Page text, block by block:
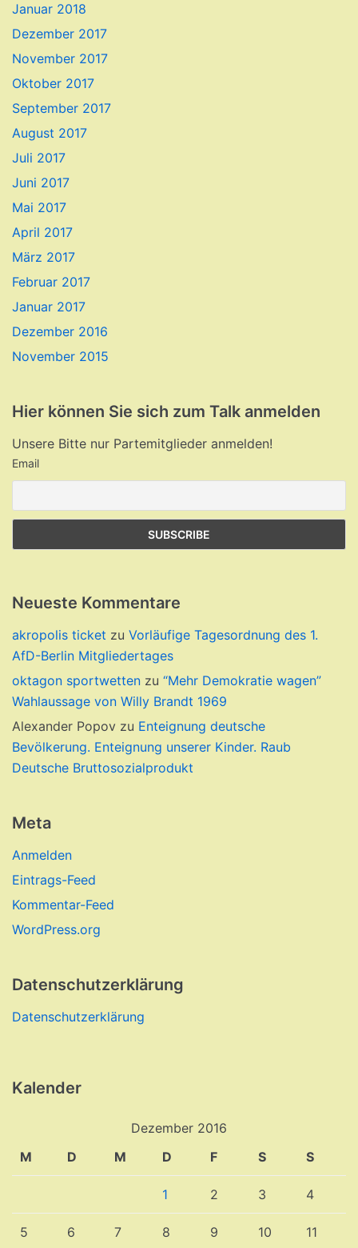
Januar 2018
Dezember 2017
November 2017
Oktober 2017
September 2017
August 2017
Juli 2017
Juni 2017
Mai 2017
April 2017
März 2017
Februar 2017
Januar 2017
Dezember 2016
November 2015
Hier können Sie sich zum Talk anmelden
Unsere Bitte nur Partemitglieder anmelden!
Email
Neueste Kommentare
akropolis ticket zu Vorläufige Tagesordnung des 1.
AfD-Berlin Mitgliedertages
oktagon sportwetten zu “Mehr Demokratie wagen”
Wahlaussage von Willy Brandt 1969
Alexander Popov zu Enteignung deutsche
Bevölkerung. Enteignung unserer Kinder. Raub
Deutsche Bruttosozialprodukt
Meta
Anmelden
Eintrags-Feed
Kommentar-Feed
WordPress.org
Datenschutzerklärung
Datenschutzerklärung
Kalender
Dezember 2016
M
D M D F S S
1 2 3 4
5 6 7 8 9 10 11